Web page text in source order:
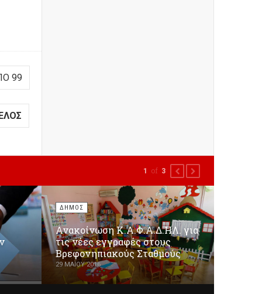
99
ΔΗΜΟΣ
Ανακοίνωση Κ.Α.Φ.Α.Δ.ΗΛ. για
τις νέες εγγραφές στους
Βρεφονηπιακούς Σταθμούς
29 ΜΑΪ́ΟΥ 2016
1 of 3 PREVIOUS
NEXT